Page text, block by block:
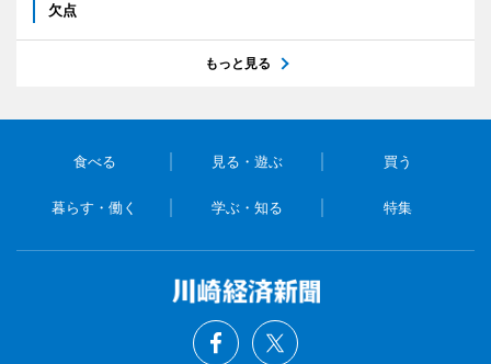
欠点
もっと見る
食べる 見る・遊ぶ 買う
暮らす・働く 学ぶ・知る 特集